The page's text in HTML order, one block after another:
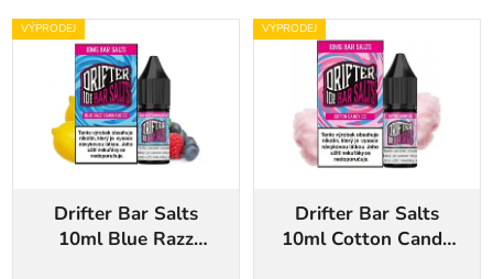
V
ý
VÝPRODEJ
Drifter Bar Salts
10ml Blue Razz
VÝPRODEJ
Drifter Bar Salts
10ml Cotton Candy